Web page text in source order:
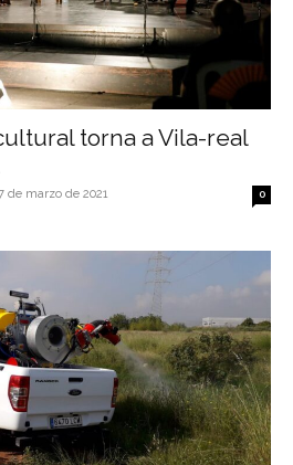
torna a Vila-real
de marzo de 2021 0